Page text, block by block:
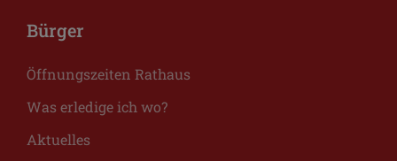
Bürger
Öffnungszeiten Rathaus
Was erledige ich wo?
Aktuelles